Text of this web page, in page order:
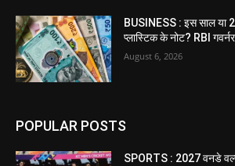
BUSINESS : इस साल या
प्लास्टिक के नोट? RBI
August 6, 2026
POPULAR POSTS
SPORTS : 2027 वनडे